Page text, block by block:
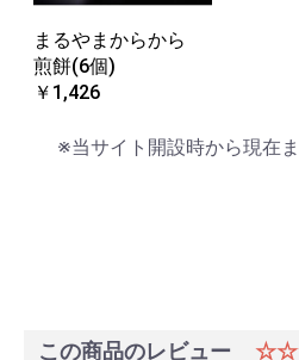
まるやまからから
煎餅(6個)
￥1,426
※当サイト開設時から現在
この商品のレビュー